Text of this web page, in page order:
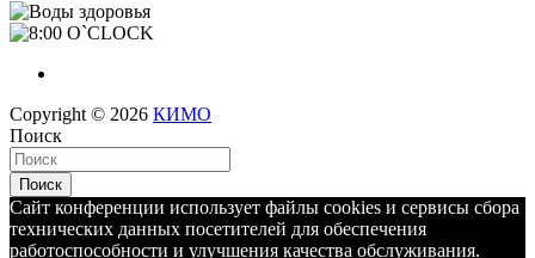
Copyright © 2026 КИМО
Поиск
Поиск
Сайт конференции использует файлы cookies и сервисы сбора
технических данных посетителей для обеспечения
работоспособности и улучшения качества обслуживания.